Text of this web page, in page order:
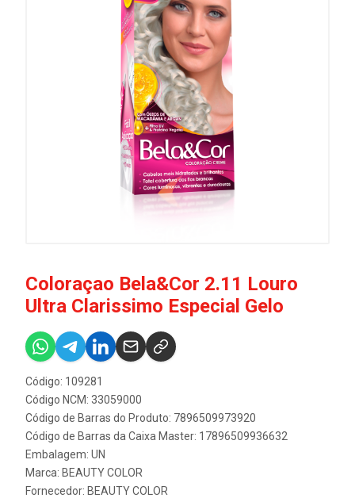
Coloraçao Bela&Cor 2.11 Louro
Ultra Clarissimo Especial Gelo
Código: 109281
Código NCM: 33059000
Código de Barras do Produto: 7896509973920
Código de Barras da Caixa Master: 17896509936632
Embalagem: UN
Marca: BEAUTY COLOR
Fornecedor: BEAUTY COLOR